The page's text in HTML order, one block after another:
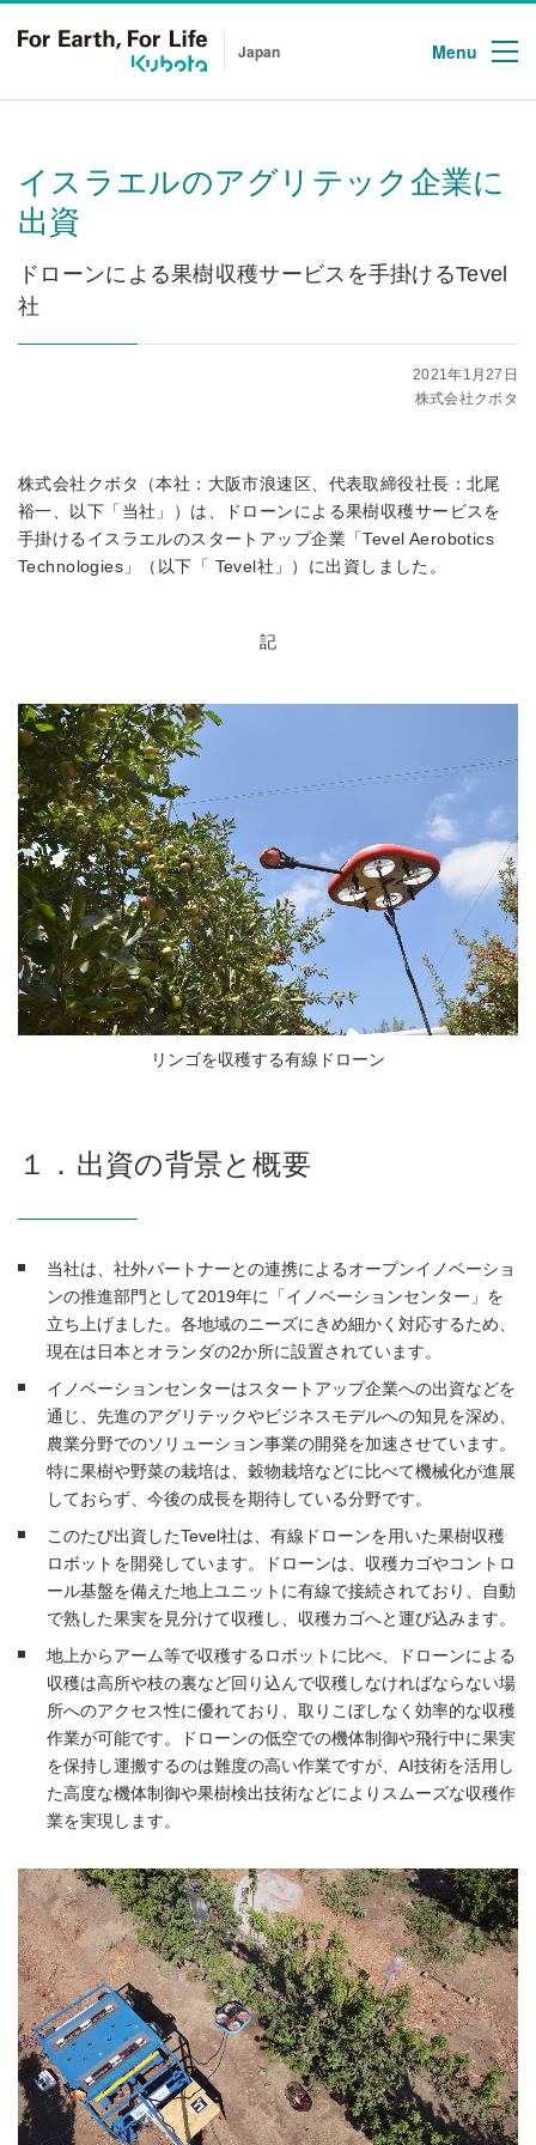
Japan Menu
イスラエルのアグリテック企業に
出資
ドローンによる果樹収穫サービスを手掛けるTevel
社
2021年1月27日
株式会社クボタ
株式会社クボタ（本社：大阪市浪速区、代表取締役社長：北尾
裕一、以下「当社」）は、ドローンによる果樹収穫サービスを
手掛けるイスラエルのスタートアップ企業「Tevel Aerobotics
Technologies」（以下「 Tevel社」）に出資しました。
記
リンゴを収穫する有線ドローン
１．出資の背景と概要
当社は、社外パートナーとの連携によるオープンイノベーショ
ンの推進部門として2019年に「イノベーションセンター」を
立ち上げました。各地域のニーズにきめ細かく対応するため、
現在は日本とオランダの2か所に設置されています。
イノベーションセンターはスタートアップ企業への出資などを
通じ、先進のアグリテックやビジネスモデルへの知見を深め、
農業分野でのソリューション事業の開発を加速させています。
特に果樹や野菜の栽培は、穀物栽培などに比べて機械化が進展
しておらず、今後の成長を期待している分野です。
このたび出資したTevel社は、有線ドローンを用いた果樹収穫
ロボットを開発しています。ドローンは、収穫カゴやコントロ
ール基盤を備えた地上ユニットに有線で接続されており、自動
で熟した果実を見分けて収穫し、収穫カゴへと運び込みます。
地上からアーム等で収穫するロボットに比べ、ドローンによる
収穫は高所や枝の裏など回り込んで収穫しなければならない場
所へのアクセス性に優れており、取りこぼしなく効率的な収穫
作業が可能です。ドローンの低空での機体制御や飛行中に果実
を保持し運搬するのは難度の高い作業ですが、AI技術を活用し
た高度な機体制御や果樹検出技術などによりスムーズな収穫作
業を実現します。